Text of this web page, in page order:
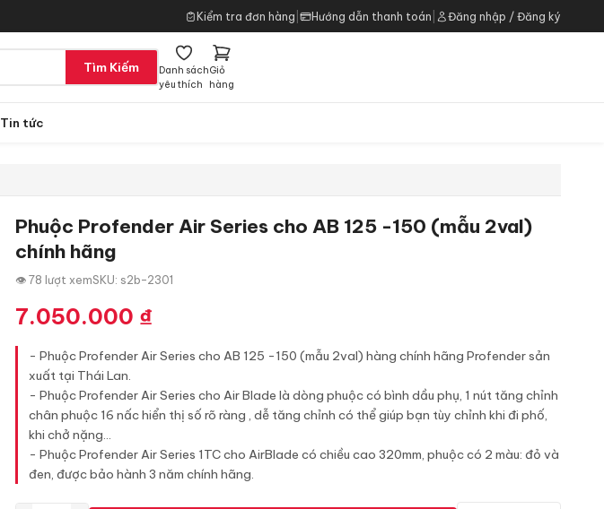
Kiểm tra đơn hàng Hướng dẫn thanh toán Đăng nhập / Đăng ký
Tìm Kiếm
Danh sách
yêu thích
Giỏ
hàng
Tin tức
Phuộc Profender Air Series cho AB 125 -150 (mẫu 2val)
chính hãng
👁 78 lượt xemSKU: s2b-2301
7.050.000 ₫
- Phuộc Profender Air Series cho AB 125 -150 (mẫu 2val) hàng chính hãng Profender sản
xuất tại Thái Lan.
- Phuộc Profender Air Series cho Air Blade là dòng phuộc có bình dầu phụ, 1 nút tăng chỉnh
chân phuộc 16 nấc hiển thị số rõ ràng , dễ tăng chỉnh có thể giúp bạn tùy chỉnh khi đi phố,
khi chở nặng...
- Phuộc Profender Air Series 1TC cho AirBlade có chiều cao 320mm, phuộc có 2 màu: đỏ và
đen, được bảo hành 3 năm chính hãng.